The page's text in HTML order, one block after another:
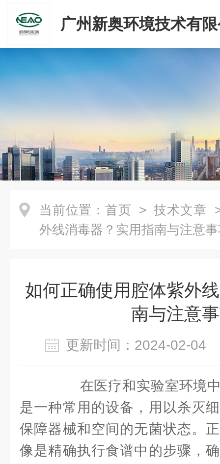
广州新奥环境技术有
当前位置： 首页 > 技术文章
外线消毒器？实用指南与注意
如何正确使用腔体紫外
南与注意
更新时间：2024-02-
在医疗和实验室环境中
是一种常用的设备，用以杀灭
保障器械和空间的无菌状态。
像是精确执行食谱中的步骤，